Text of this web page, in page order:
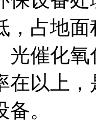
，占地
光催化
在以上
。